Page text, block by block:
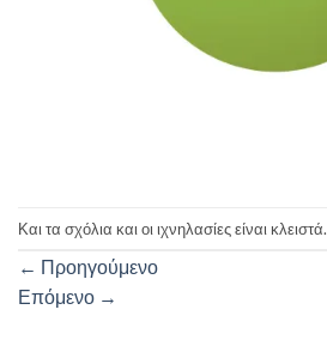
Και τα σχόλια και οι ιχνηλασίες είναι κλειστά.
← Προηγούμενο
Επόμενο →